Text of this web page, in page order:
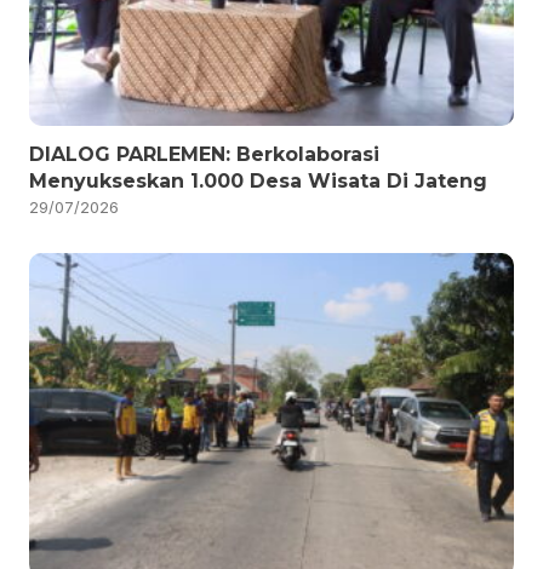
DIALOG PARLEMEN: Berkolaborasi
Menyukseskan 1.000 Desa Wisata Di Jateng
29/07/2026